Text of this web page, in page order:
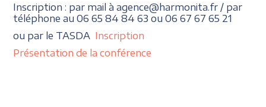
Inscription : par mail à agence@harmonita.fr / par
téléphone au 06 65 84 84 63 ou 06 67 67 65 21
ou par le TASDA Inscription
Présentation de la conférence